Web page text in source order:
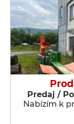
Predaj /
Nabízím k